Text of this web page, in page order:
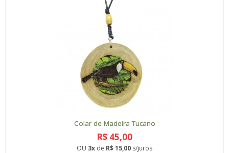
Colar de Madeira Tucano
R$ 45,00
OU 3x de R$ 15,00 s/juros